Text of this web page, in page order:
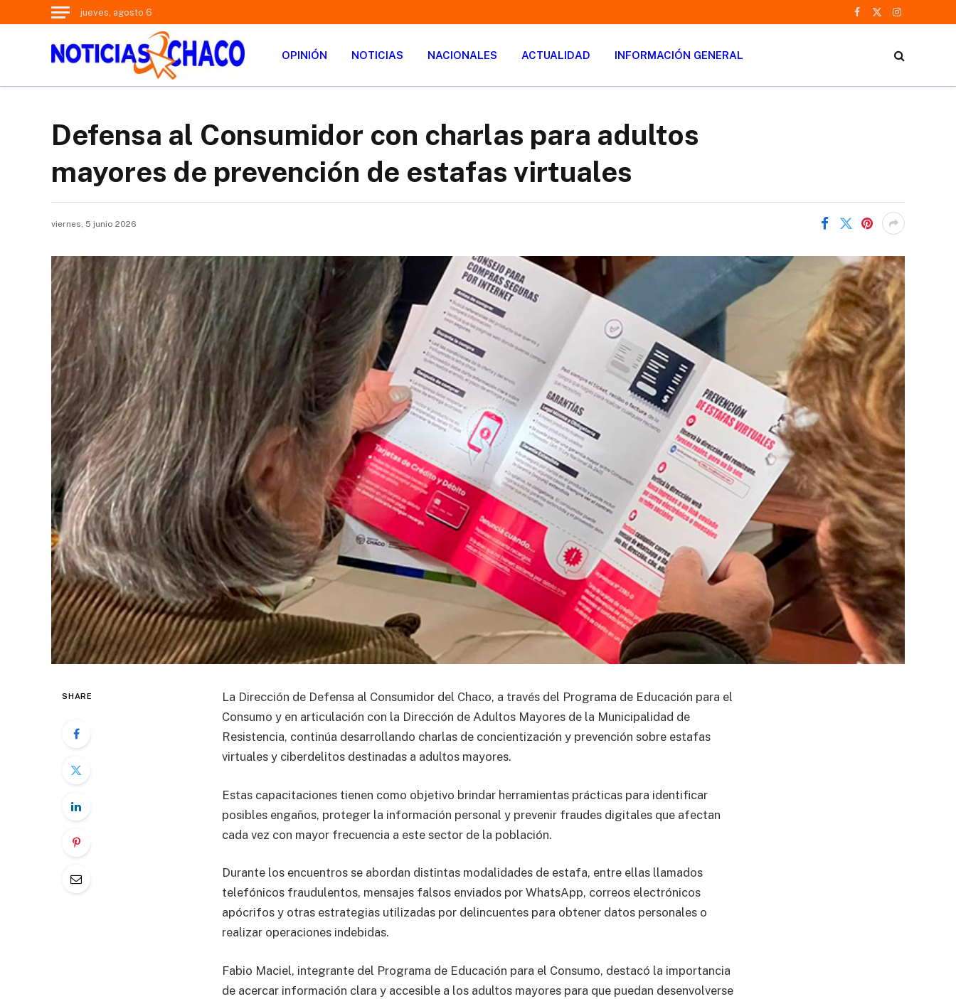
jueves, agosto 6
Facebook
X
Instagram
OPINIÓN NOTICIAS NACIONALES ACTUALIDAD INFORMACIÓN GENERAL
Defensa al Consumidor con charlas para adultos
mayores de prevención de estafas virtuales
viernes, 5 junio 2026
SHARE
La Dirección de Defensa al Consumidor del Chaco, a través del Programa de Educación para el
Consumo y en articulación con la Dirección de Adultos Mayores de la Municipalidad de
Resistencia, continúa desarrollando charlas de concientización y prevención sobre estafas
virtuales y ciberdelitos destinadas a adultos mayores.
Estas capacitaciones tienen como objetivo brindar herramientas prácticas para identificar
posibles engaños, proteger la información personal y prevenir fraudes digitales que afectan
cada vez con mayor frecuencia a este sector de la población.
Durante los encuentros se abordan distintas modalidades de estafa, entre ellas llamados
telefónicos fraudulentos, mensajes falsos enviados por WhatsApp, correos electrónicos
apócrifos y otras estrategias utilizadas por delincuentes para obtener datos personales o
realizar operaciones indebidas.
Fabio Maciel, integrante del Programa de Educación para el Consumo, destacó la importancia
de acercar información clara y accesible a los adultos mayores para que puedan desenvolverse